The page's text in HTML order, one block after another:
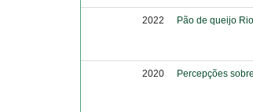
2022 Pão de queijo
2020 Percepções